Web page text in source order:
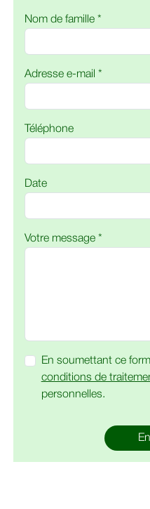
Nom de famille *
Adresse e-mail *
Téléphone
Date
Votre message *
En soumettant ce
conditions de
personnelles.